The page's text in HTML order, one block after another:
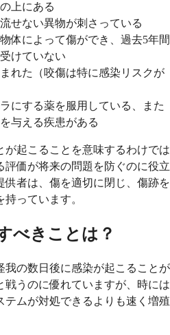
上にある
せない異物が刺さっている
体によって傷ができ、過去5年間
けていない
れた（咬傷は特に感染リスクが
にする薬を服用している、また
与える疾患がある
が起こることを意味するわけでは
評価が将来の問題を防ぐのに役立
者は、傷を適切に閉じ、傷跡を
っています。
べきことは？
我の数日後に感染が起こることが
戦うのに優れていますが、時には
ムが対処できるよりも速く増殖